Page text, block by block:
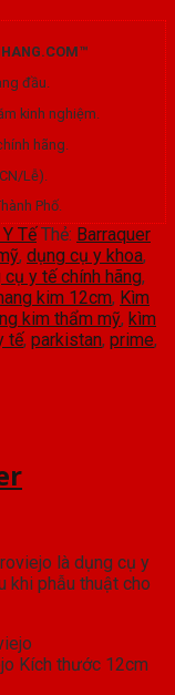
đầu.
kinh nghiệm.
hãng.
Lễ).
Phố.
Tế Thẻ: Barraquer
, dụng cụ y khoa,
cụ y tế chính hãng,
kim 12cm, Kìm
kim thẩm mỹ, kìm
tế, parkistan, prime,
là dụng cụ y
khi phẫu thuật cho
Kích thước 12cm